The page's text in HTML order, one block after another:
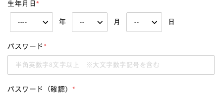
生年月日 *
年 月 日
パスワード *
パスワード（確認） *